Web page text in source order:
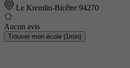
Le Kremlin-Bicêtre 94270
Aucun avis
Trouver mon école (1min)